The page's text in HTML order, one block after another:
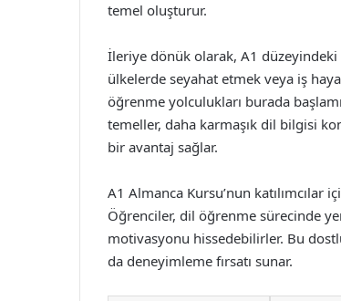
temel oluşturur.
İleriye dönük olarak, A1
ülkelerde seyahat etmek veya iş
öğrenme yolculukları burada
temeller, daha karmaşık dil bilgisi
bir avantaj sağlar.
A1 Almanca Kursu’nun katılımcılar
Öğrenciler, dil öğrenme sürecinde
motivasyonu hissedebilirler. Bu
da deneyimleme fırsatı sunar.